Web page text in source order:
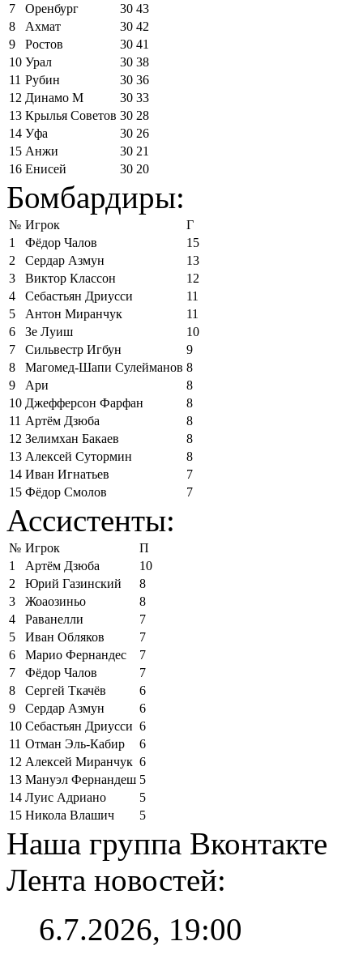
7
Оренбург 30 43
8
Ахмат 30 42
9
Ростов 30 41
10 Урал 30 38
11 Рубин 30 36
12 Динамо М 30 33
13 Крылья Советов 30 28
14 Уфа 30 26
15 Анжи 30 21
16 Енисей 30 20
Бомбардиры:
№ Игрок
Г
1
Фёдор Чалов
15
2
Сердар Азмун
13
3
Виктор Классон
12
4
Себастьян Дриусси
11
5
Антон Миранчук
11
6
Зе Луиш
10
7
Сильвестр Игбун
9
8
Магомед-Шапи Сулейманов 8
9
Ари
8
10 Джефферсон Фарфан
8
11 Артём Дзюба
8
12 Зелимхан Бакаев
8
13 Алексей Сутормин
8
14 Иван Игнатьев
7
15 Фёдор Смолов 7
Ассистенты:
№ Игрок
П
1
Артём Дзюба
10
2
Юрий Газинский
8
3
Жоаозиньо
8
4
Раванелли
7
5
Иван Обляков
7
6
Марио Фернандес
7
7
Фёдор Чалов
7
8
Сергей Ткачёв
6
9
Сердар Азмун
6
10 Себастьян Дриусси 6
11 Отман Эль-Кабир
6
12 Алексей Миранчук 6
13 Мануэл Фернандеш 5
14 Луис Адриано
5
15 Никола Влашич 5
Наша группа Вконтакте
Лента новостей:
6.7.2026, 19:00